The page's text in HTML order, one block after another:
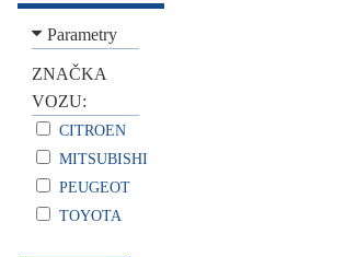
Parametry
ZNAČKA
VOZU:
CITROEN
MITSUBISHI
PEUGEOT
TOYOTA